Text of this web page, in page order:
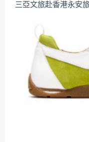
三亞文旅赴香港永安